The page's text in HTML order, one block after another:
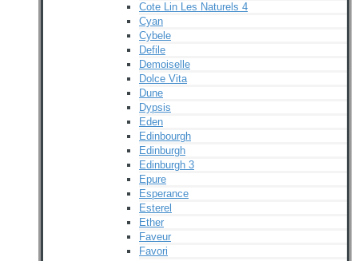
Cote Lin Les Naturels 4
Cyan
Cybele
Defile
Demoiselle
Dolce Vita
Dune
Dypsis
Eden
Edinbourgh
Edinburgh
Edinburgh 3
Epure
Esperance
Esterel
Ether
Faveur
Favori